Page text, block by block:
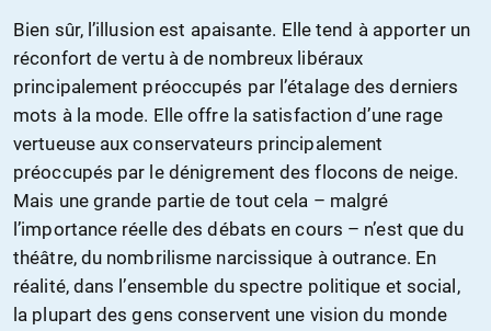
Bien sûr, l’illusion est apaisante. Elle tend à apporter un
réconfort de vertu à de nombreux libéraux
principalement préoccupés par l’étalage des derniers
mots à la mode. Elle offre la satisfaction d’une rage
vertueuse aux conservateurs principalement
préoccupés par le dénigrement des flocons de neige.
Mais une grande partie de tout cela – malgré
l’importance réelle des débats en cours – n’est que du
théâtre, du nombrilisme narcissique à outrance. En
réalité, dans l’ensemble du spectre politique et social,
la plupart des gens conservent une vision du monde